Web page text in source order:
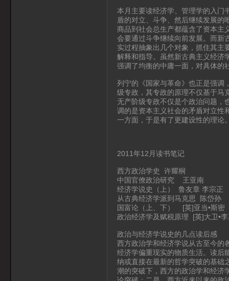
本月主要读经济学、管理学的入门
盾的对立、斗争、然后继续发展的
商品到社会总生产都蕴含了资本主
会要通过斗争继续向前发展。而新
实过程抽象出几个对象，抓住其主
解释和指导。虽然新古典主义经济
强调了均衡的中庸一面，对具体的
列宁的《国家与革命》也正是强调
级专政，其专政的原理不仅基于马
无产阶级专政不仅是个政治问题，
调的是资本主义社会的矛盾对立性
一方面，于是有了更建设性的理论
2011年12月读书笔记
西方政治学史 许耀桐
中国官僚政治研究 王亚南
经济学说史（上） 鲁友章 李宗正
从古典经济学派到马克思 陈岱孙
国富论（上、下） [英]亚当•斯密
政治经济学及赋税原理 [英]大卫•
政治与经济学说史的几点读后感
西方政治学和经济学说从古至今的
经济学偏重现实的物质生活。读后
纳或直接在最新的哲学突破的基础
潮的突破下，西方的政治学和经济